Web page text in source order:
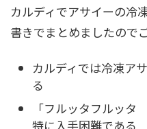
カルディでアサイーの冷
書きでまとめましたので
カルディでは冷凍ア
る
「フルッタフルッ
特に入手困難である